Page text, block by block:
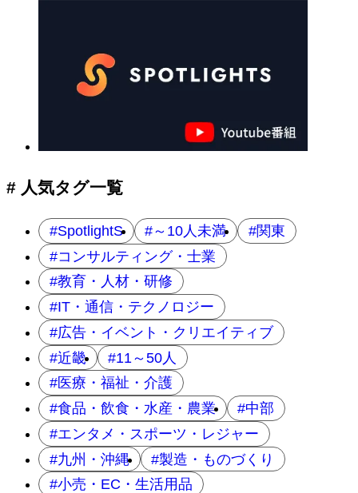
# 人気タグ一覧
SpotlightS ～10人未満
関東
コンサルティング・士業
教育・人材・研修
IT・通信・テクノロジー
広告・イベント・クリエイティブ
近畿
11～50人
医療・福祉・介護
食品・飲食・水産・農業
中部
エンタメ・スポーツ・レジャー
九州・沖縄
製造・ものづくり
小売・EC・生活用品